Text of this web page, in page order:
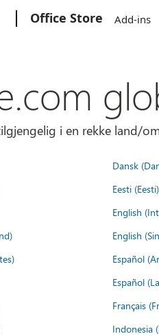
Office Store Add-ins
i en rekke land/
Dansk
Eesti (Eesti)
English
English
Español
Español
Français
Indonesia